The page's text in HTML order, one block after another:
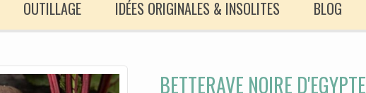
OUTILLAGE IDÉES ORIGINALES & INSOLITES BLOG
BETTERAVE NOIRE D'EGYPTE